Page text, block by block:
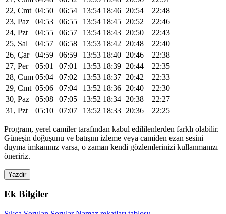
22, Cmt 04:50 06:54 13:54 18:46 20:54
22:48
23, Paz
04:53 06:55 13:54 18:45 20:52
22:46
24, Pzt
04:55 06:57 13:54 18:43 20:50
22:43
25, Sal
04:57 06:58 13:53 18:42 20:48
22:40
26, Çar
04:59 06:59 13:53 18:40 20:46
22:38
27, Per
05:01 07:01 13:53 18:39 20:44
22:35
28, Cum 05:04 07:02 13:53 18:37 20:42
22:33
29, Cmt 05:06 07:04 13:52 18:36 20:40
22:30
30, Paz
05:08 07:05 13:52 18:34 20:38
22:27
31, Pzt
05:10 07:07 13:52 18:33 20:36 22:25
Program, yerel camiler tarafından kabul edililenlerden farklı olabilir.
Güneşin doğuşunu ve batışını izleme veya camiden ezan sesini
duyma imkanınız varsa, o zaman kendi gözlemlerinizi kullanmanızı
öneririz.
Yazdir
Ek Bilgiler